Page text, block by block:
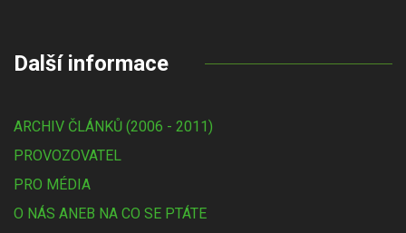
Další informace
ARCHIV ČLÁNKŮ (2006 - 2011)
PROVOZOVATEL
PRO MÉDIA
O NÁS ANEB NA CO SE PTÁTE